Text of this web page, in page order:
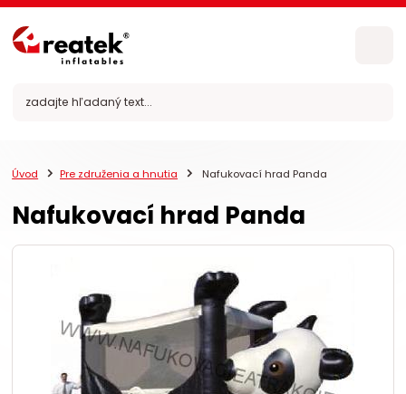
Úvod Pre združenia a hnutia Nafukovací hrad Panda
Nafukovací hrad Panda